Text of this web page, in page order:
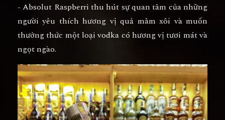
- Absolut Raspberri thu hút sự quan tâm của những
người yêu thích hương vị quả mâm xôi và muốn
thưởng thức một loại vodka có hương vị tươi mát và
ngọt ngào.